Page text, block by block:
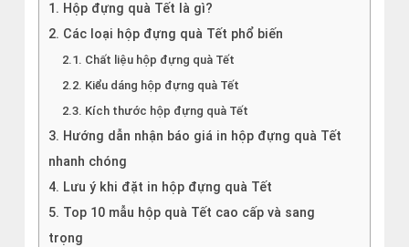
1. Hộp đựng quà Tết là gì?
2. Các loại hộp đựng quà Tết phổ biến
2.1. Chất liệu hộp đựng quà Tết
2.2. Kiểu dáng hộp đựng quà Tết
2.3. Kích thước hộp đựng quà Tết
3. Hướng dẫn nhận báo giá in hộp đựng quà Tết
nhanh chóng
4. Lưu ý khi đặt in hộp đựng quà Tết
5. Top 10 mẫu hộp quà Tết cao cấp và sang
trọng